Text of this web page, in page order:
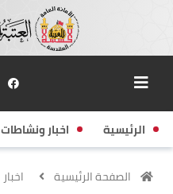
الرئيسية اخبار ونشاطات
الصفحة الرئيسية اخبار